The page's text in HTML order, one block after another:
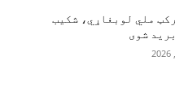
ملي لوبغاړي، شکیب
شوی